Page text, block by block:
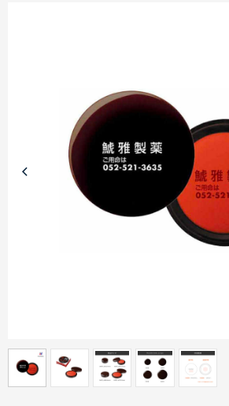
商品カテゴリーから探す
ターゲットから探す
印刷色から探す